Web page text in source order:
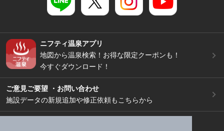
ニフティ温泉アプリ
地図から温泉検索！お得な限定クーポンも！
今すぐダウンロード！
ご意見ご要望 ・お問い合わせ
施設データの新規追加や修正依頼もこちらから